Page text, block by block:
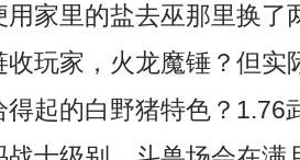
用家里的盐去巫那里换了
收玩家，火龙魔锤？但实
得起的白野猪特色？1.76